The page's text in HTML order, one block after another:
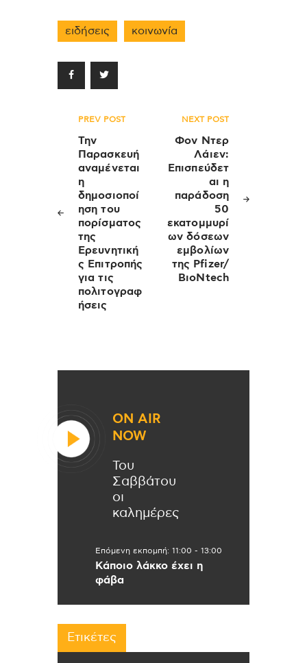
ειδήσεις κοινωνία
Πλοήγηση
άρθρων
PREV POST
Την
Παρασκευή
αναμένεται
η
δημοσιοποί
ηση του
πορίσματος
της
Ερευνητική
ς Επιτροπής
για τις
πολιτογραφ
ήσεις
NEXT POST
Φον Ντερ
Λάιεν:
Eπισπεύδετ
αι η
παράδοση
50
εκατομμυρί
ων δόσεων
εμβολίων
της Pfizer/
ΒιοΝtech
ON AIR
NOW
Του
Σαββάτου
οι
καλημέρες
Επόμενη εκπομπή: 11:00 - 13:00
Κάποιο λάκκο έχει η
φάβα
Ετικέτες